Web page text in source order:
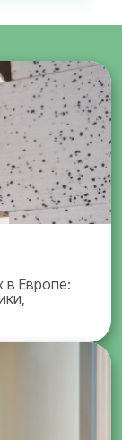
в Европе: